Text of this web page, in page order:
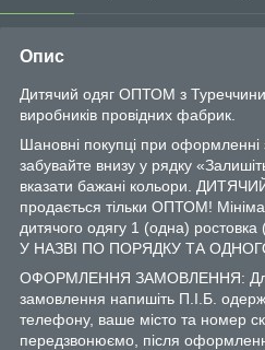
Опис
Дитячий одяг ОПТОМ з Туреччини
виробників провідних фабрик.
Шановні покупці при
забувайте внизу у рядку
вказати бажані кольори.
продається тільки ОПТОМ!
дитячого одягу 1 (одна)
У НАЗВІ ПО ПОРЯДКУ ТА
ОФОРМЛЕННЯ ЗАМОВЛЕННЯ:
замовлення напишіть П.І.Б.
телефону, ваше місто та номер
передзвонюємо, після